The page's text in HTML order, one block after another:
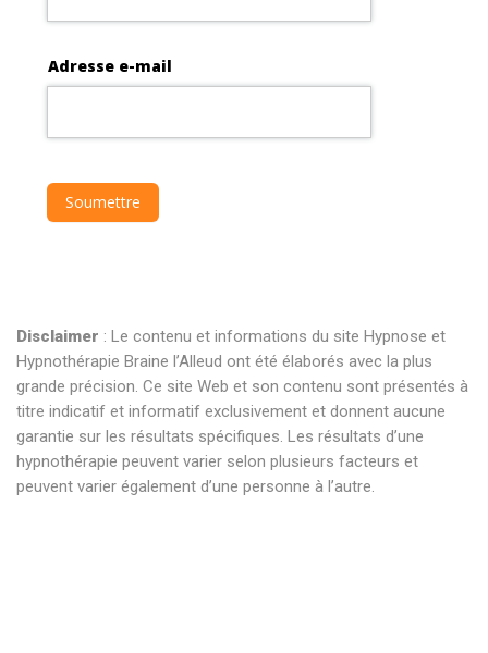
Disclaimer : Le contenu et informations du site Hypnose et
Hypnothérapie Braine l’Alleud ont été élaborés avec la plus
grande précision. Ce site Web et son contenu sont présentés à
titre indicatif et informatif exclusivement et donnent aucune
garantie sur les résultats spécifiques. Les résultats d’une
hypnothérapie peuvent varier selon plusieurs facteurs et
peuvent varier également d’une personne à l’autre.